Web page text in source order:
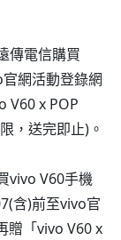
傳電信購買
網活動登錄網
V60 x POP
，送完即止)。
vivo V60手機
含)前至vivo官
贈「vivo V60 x